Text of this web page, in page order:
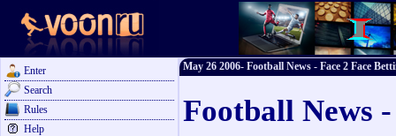
Enter
Search
Rules
Help
May 26 2006- Football News - Face 2 Face
Football News